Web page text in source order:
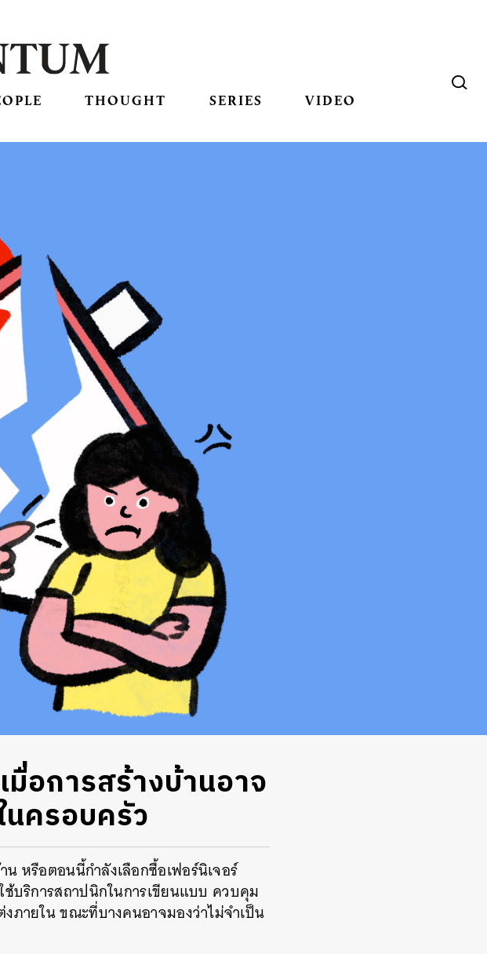
THOUGHT SERIES VIDEO
มื่อการสร้างบ้านอาจ
นครอบครัว
น หรือตอนนี้กำลังเลือกซื้อเฟอร์นิเจอร์
บริการสถาปนิกในการเขียนแบบ ควบคุม
ายใน ขณะที่บางคนอาจมองว่าไม่จำเป็น